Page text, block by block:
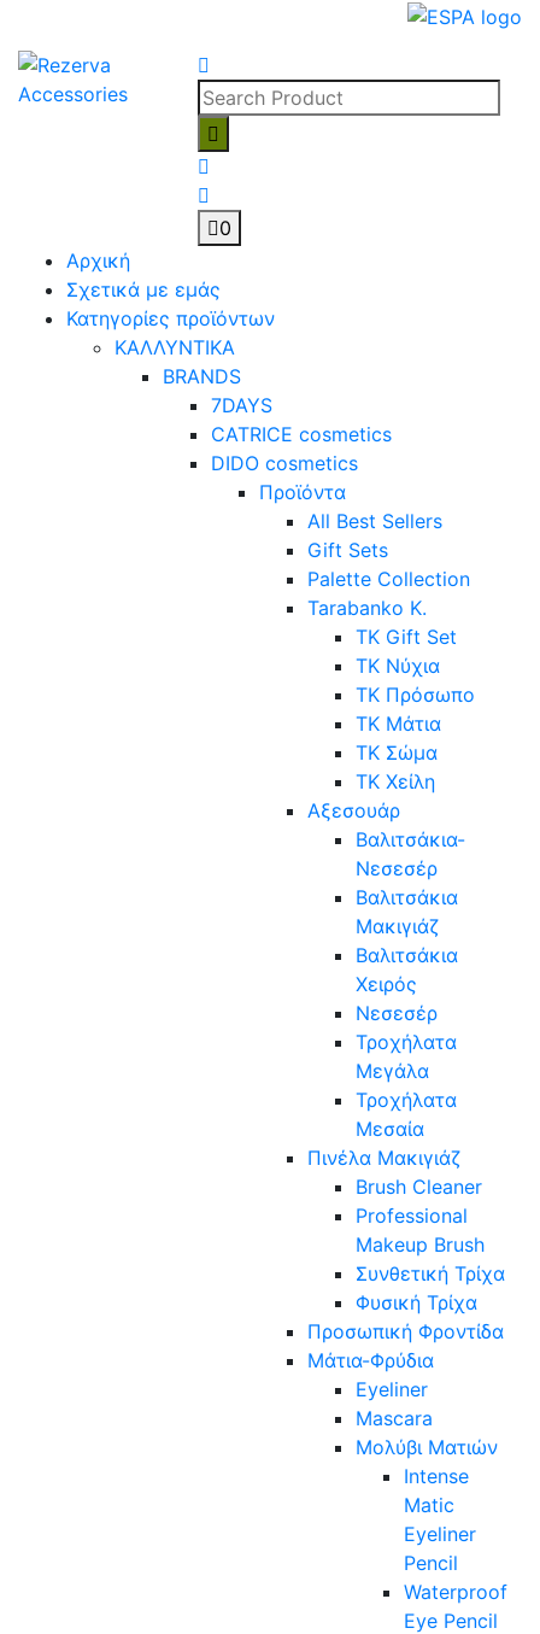
content
0
Αρχική
Σχετικά με εμάς
Κατηγορίες προϊόντων
ΚΑΛΛΥΝΤΙΚΑ
BRANDS
7DAYS
CATRICE cosmetics
DIDO cosmetics
Προϊόντα
All Best Sellers
Gift Sets
Palette Collection
Tarabanko K.
TK Gift Set
TK Νύχια
TK Πρόσωπο
ΤΚ Μάτια
ΤΚ Σώμα
ΤΚ Χείλη
Αξεσουάρ
Βαλιτσάκια-
Νεσεσέρ
Βαλιτσάκια
Μακιγιάζ
Βαλιτσάκια
Χειρός
Νεσεσέρ
Τροχήλατα
Μεγάλα
Τροχήλατα
Μεσαία
Πινέλα Μακιγιάζ
Brush Cleaner
Professional
Makeup Brush
Συνθετική Τρίχα
Φυσική Τρίχα
Προσωπική Φροντίδα
Μάτια-Φρύδια
Eyeliner
Mascara
Μολύβι Ματιών
Intense
Matic
Eyeliner
Pencil
Waterproof
Eye Pencil